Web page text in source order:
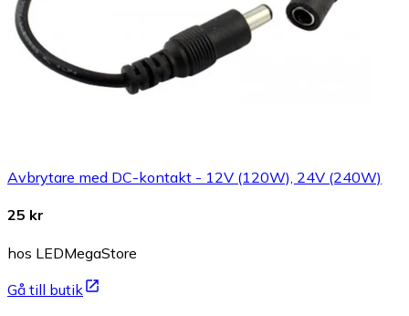
Avbrytare med DC-kontakt - 12V (120W), 24V (240W)
25 kr
hos LEDMegaStore
Gå till butik